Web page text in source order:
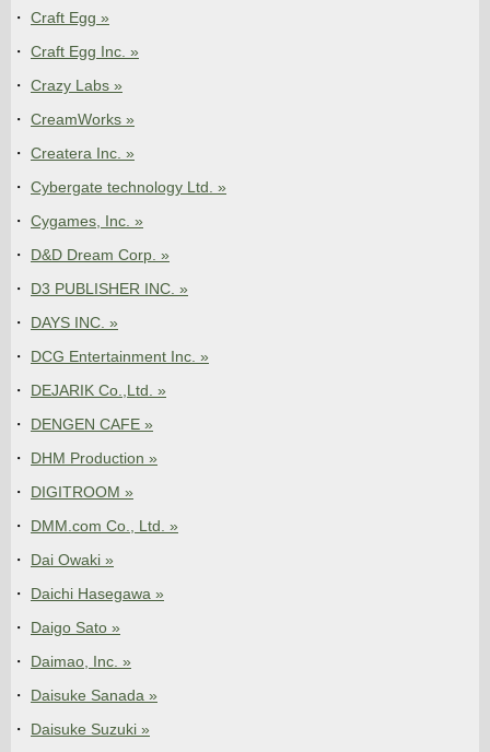
Craft Egg »
Craft Egg Inc. »
Crazy Labs »
CreamWorks »
Createra Inc. »
Cybergate technology Ltd. »
Cygames, Inc. »
D&D Dream Corp. »
D3 PUBLISHER INC. »
DAYS INC. »
DCG Entertainment Inc. »
DEJARIK Co.,Ltd. »
DENGEN CAFE »
DHM Production »
DIGITROOM »
DMM.com Co., Ltd. »
Dai Owaki »
Daichi Hasegawa »
Daigo Sato »
Daimao, Inc. »
Daisuke Sanada »
Daisuke Suzuki »